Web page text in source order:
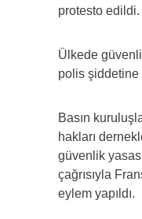
protesto edildi.
Ülkede
polis şiddetine
Basın
hakları
güvenlik
çağrısıyla
eylem yapıldı.